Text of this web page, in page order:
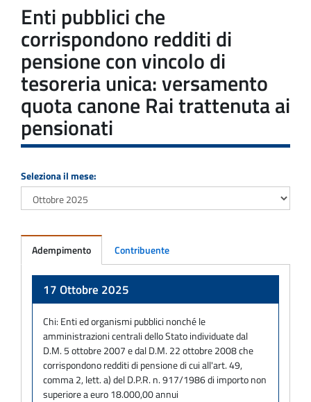
Enti pubblici che
corrispondono redditi di
pensione con vincolo di
tesoreria unica: versamento
quota canone Rai trattenuta ai
pensionati
Seleziona il mese:
Adempimento Contribuente
17 Ottobre 2025
Chi: Enti ed organismi pubblici nonché le
amministrazioni centrali dello Stato individuate dal
D.M. 5 ottobre 2007 e dal D.M. 22 ottobre 2008 che
corrispondono redditi di pensione di cui all'art. 49,
comma 2, lett. a) del D.P.R. n. 917/1986 di importo non
superiore a euro 18.000,00 annui